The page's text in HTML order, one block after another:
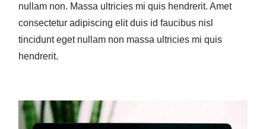
nullam non. Massa ultricies mi quis hendrerit. Amet
consectetur adipiscing elit duis id faucibus nisl
tincidunt eget nullam non massa ultricies mi quis
hendrerit.